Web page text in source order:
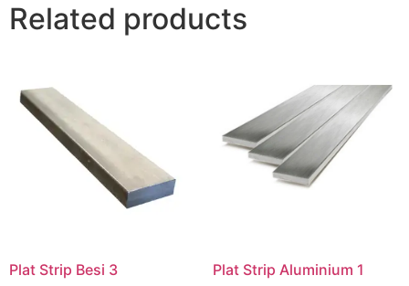
Related products
Plat Strip Besi 3 Plat Strip Aluminium 1